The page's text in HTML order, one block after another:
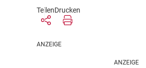
TeilenDrucken